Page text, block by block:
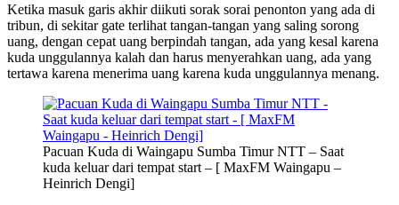
Ketika masuk garis akhir diikuti sorak sorai penonton yang ada di
tribun, di sekitar gate terlihat tangan-tangan yang saling sorong
uang, dengan cepat uang berpindah tangan, ada yang kesal karena
kuda unggulannya kalah dan harus menyerahkan uang, ada yang
tertawa karena menerima uang karena kuda unggulannya menang.
Pacuan Kuda di Waingapu Sumba Timur NTT – Saat
kuda keluar dari tempat start – [ MaxFM Waingapu –
Heinrich Dengi]